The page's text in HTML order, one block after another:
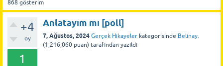
868 gösterim
+4
oy
1
Anlatayım mı [poll]
7, Ağustos, 2024 Gerçek Hikayeler kategorisinde Belinay.
(1,216,060 puan) tarafından yazıldı